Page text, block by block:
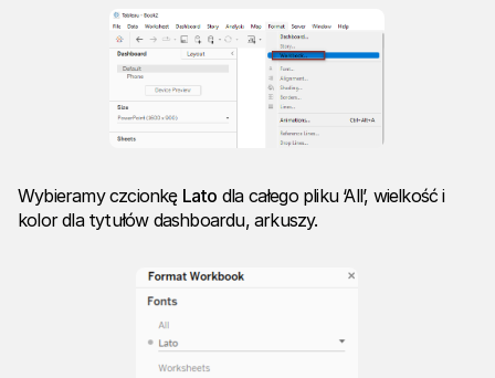
Wybieramy czcionkę Lato dla całego pliku ‘All’, wielkość i
kolor dla tytułów dashboardu, arkuszy.